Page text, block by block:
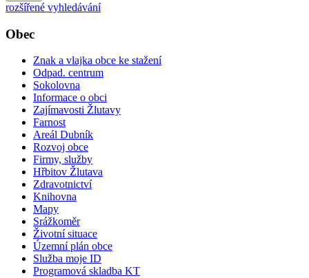
rozšířené vyhledávání
Obec
Znak a vlajka obce ke stažení
Odpad. centrum
Sokolovna
Informace o obci
Zajímavosti Žlutavy
Farnost
Areál Dubník
Rozvoj obce
Firmy, služby
Hřbitov Žlutava
Zdravotnictví
Knihovna
Mapy
Srážkoměr
Životní situace
Územní plán obce
Služba moje ID
Programová skladba KT